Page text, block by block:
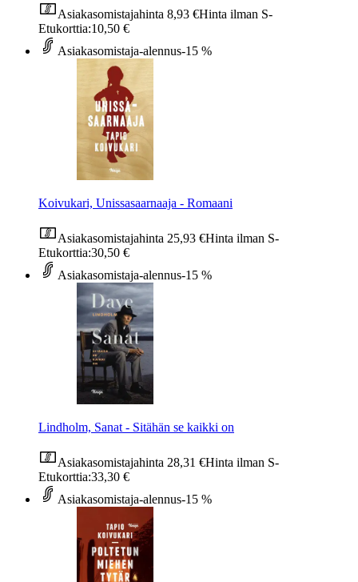
Asiakasomistajahinta 8,93 €Hinta ilman S-
Etukorttia:10,50 €
Asiakasomistaja-alennus-15 %
Koivukari, Unissasaarnaaja - Romaani
Asiakasomistajahinta 25,93 €Hinta ilman S-
Etukorttia:30,50 €
Asiakasomistaja-alennus-15 %
Lindholm, Sanat - Sitähän se kaikki on
Asiakasomistajahinta 28,31 €Hinta ilman S-
Etukorttia:33,30 €
Asiakasomistaja-alennus-15 %